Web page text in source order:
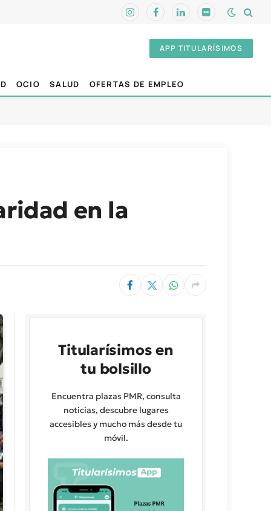
InstagramFacebookLinkedInFlickr
APP TITULARÍSIMOS
OCIO SALUD OFERTAS DE EMPLEO
en la
Titularísimos en
tu bolsillo
Encuentra plazas PMR, consulta
noticias, descubre lugares
accesibles y mucho más desde tu
móvil.